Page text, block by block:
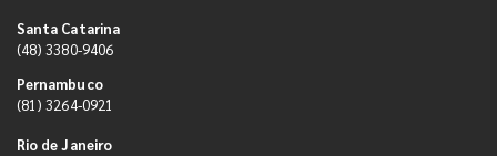
Santa Catarina
(48) 3380-9406
Pernambuco
(81) 3264-0921
Rio de Janeiro